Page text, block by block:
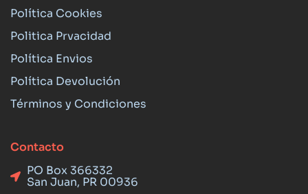
Política Cookies
Politica Prvacidad
Política Envios
Política Devolución
Términos y Condiciones
Contacto
PO Box 366332
San Juan, PR 00936